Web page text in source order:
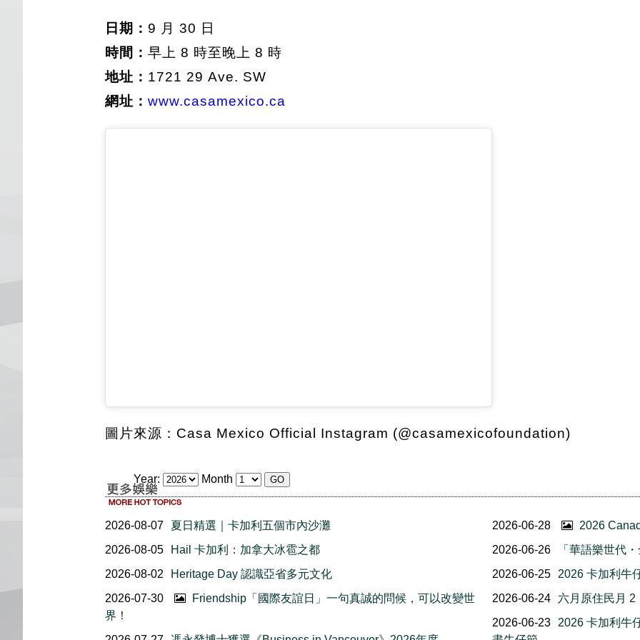
日期： 9 月 30 日
時間： 早上 8 時至晚上 8 時
地址： 1721 29 Ave. SW
網址： www.casamexico.ca
圖片來源：Casa Mexico Official Instagram (@casamexicofoundation)
Year: Month
2026-08-07
夏日精選｜卡加利五個市內沙灘
2026-08-05
Hail 卡加利：加拿大冰雹之都
2026-08-02
Heritage Day 認識亞省多元文化
2026-07-30
Friendship「國際友誼日」一句真誠的問候，可以改變世
界！
2026-06-28
2026
2026-06-26
「華語樂世代
2026-06-25
2026 卡加利牛
2026-06-24
六月原住民月
2026-06-23
2026 卡加利牛